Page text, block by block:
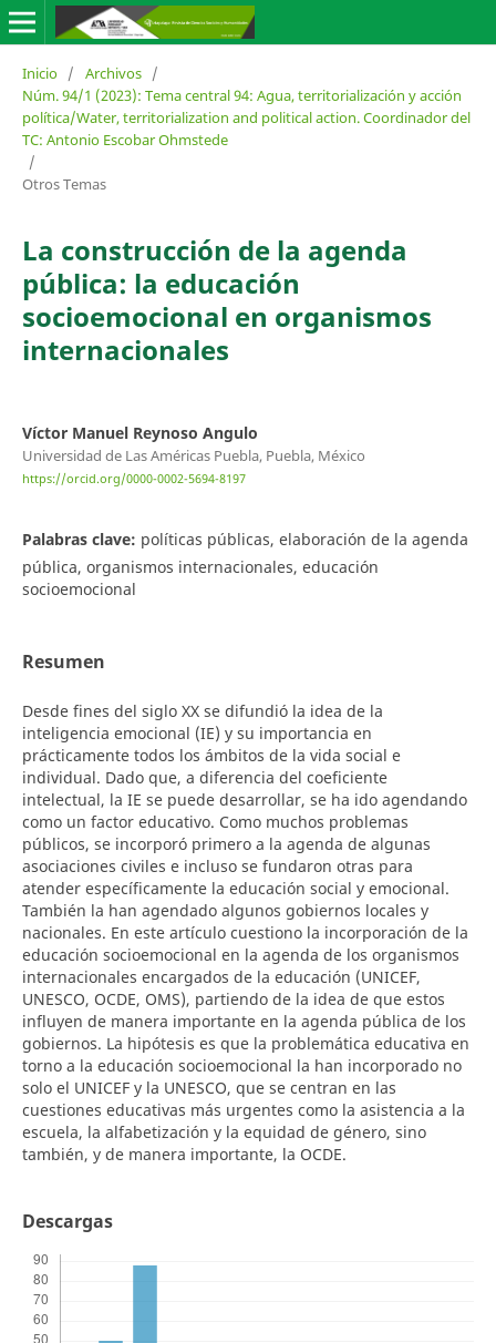
Inicio / Archivos /
Núm. 94/1 (2023): Tema central 94: Agua, territorialización y acción
política/Water, territorialization and political action. Coordinador del
TC: Antonio Escobar Ohmstede
/
Otros Temas
La construcción de la agenda
pública: la educación
socioemocional en organismos
internacionales
Víctor Manuel Reynoso Angulo
Universidad de Las Américas Puebla, Puebla, México
https://orcid.org/0000-0002-5694-8197
Palabras clave: políticas públicas, elaboración de la agenda
pública, organismos internacionales, educación
socioemocional
Resumen
Desde fines del siglo XX se difundió la idea de la
inteligencia emocional (IE) y su importancia en
prácticamente todos los ámbitos de la vida social e
individual. Dado que, a diferencia del coeficiente
intelectual, la IE se puede desarrollar, se ha ido agendando
como un factor educativo. Como muchos problemas
públicos, se incorporó primero a la agenda de algunas
asociaciones civiles e incluso se fundaron otras para
atender específicamente la educación social y emocional.
También la han agendado algunos gobiernos locales y
nacionales. En este artículo cuestiono la incorporación de la
educación socioemocional en la agenda de los organismos
internacionales encargados de la educación (UNICEF,
UNESCO, OCDE, OMS), partiendo de la idea de que estos
influyen de manera importante en la agenda pública de los
gobiernos. La hipótesis es que la problemática educativa en
torno a la educación socioemocional la han incorporado no
solo el UNICEF y la UNESCO, que se centran en las
cuestiones educativas más urgentes como la asistencia a la
escuela, la alfabetización y la equidad de género, sino
también, y de manera importante, la OCDE.
Descargas